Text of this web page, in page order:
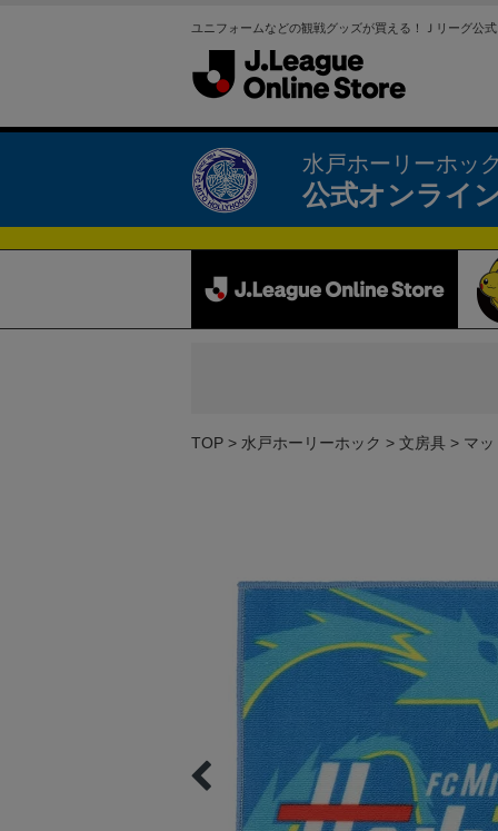
ユニフォームなどの観戦グッズが買える！Ｊリーグ公
水戸ホーリーホック
公式オンライ
TOP 水戸ホーリーホック 文房具 マ